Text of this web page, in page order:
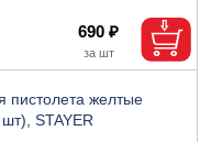
690 ₽
пистолета желтые
STAYER